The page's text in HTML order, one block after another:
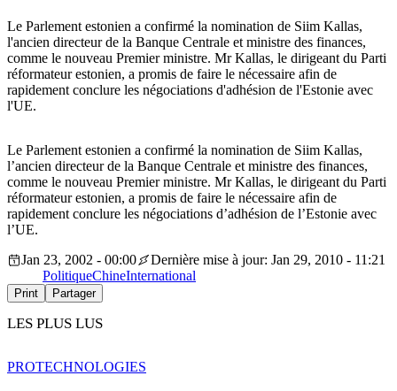
Le Parlement estonien a confirmé la nomination de Siim Kallas,
l'ancien directeur de la Banque Centrale et ministre des finances,
comme le nouveau Premier ministre. Mr Kallas, le dirigeant du Parti
réformateur estonien, a promis de faire le nécessaire afin de
rapidement conclure les négociations d'adhésion de l'Estonie avec
l'UE.
Le Parlement estonien a confirmé la nomination de Siim Kallas,
l’ancien directeur de la Banque Centrale et ministre des finances,
comme le nouveau Premier ministre. Mr Kallas, le dirigeant du Parti
réformateur estonien, a promis de faire le nécessaire afin de
rapidement conclure les négociations d’adhésion de l’Estonie avec
l’UE.
Jan 23, 2002 - 00:00
Dernière mise à jour: Jan 29, 2010 - 11:21
PolitiqueChineInternational
Print Partager
LES PLUS LUS
PROTECHNOLOGIES